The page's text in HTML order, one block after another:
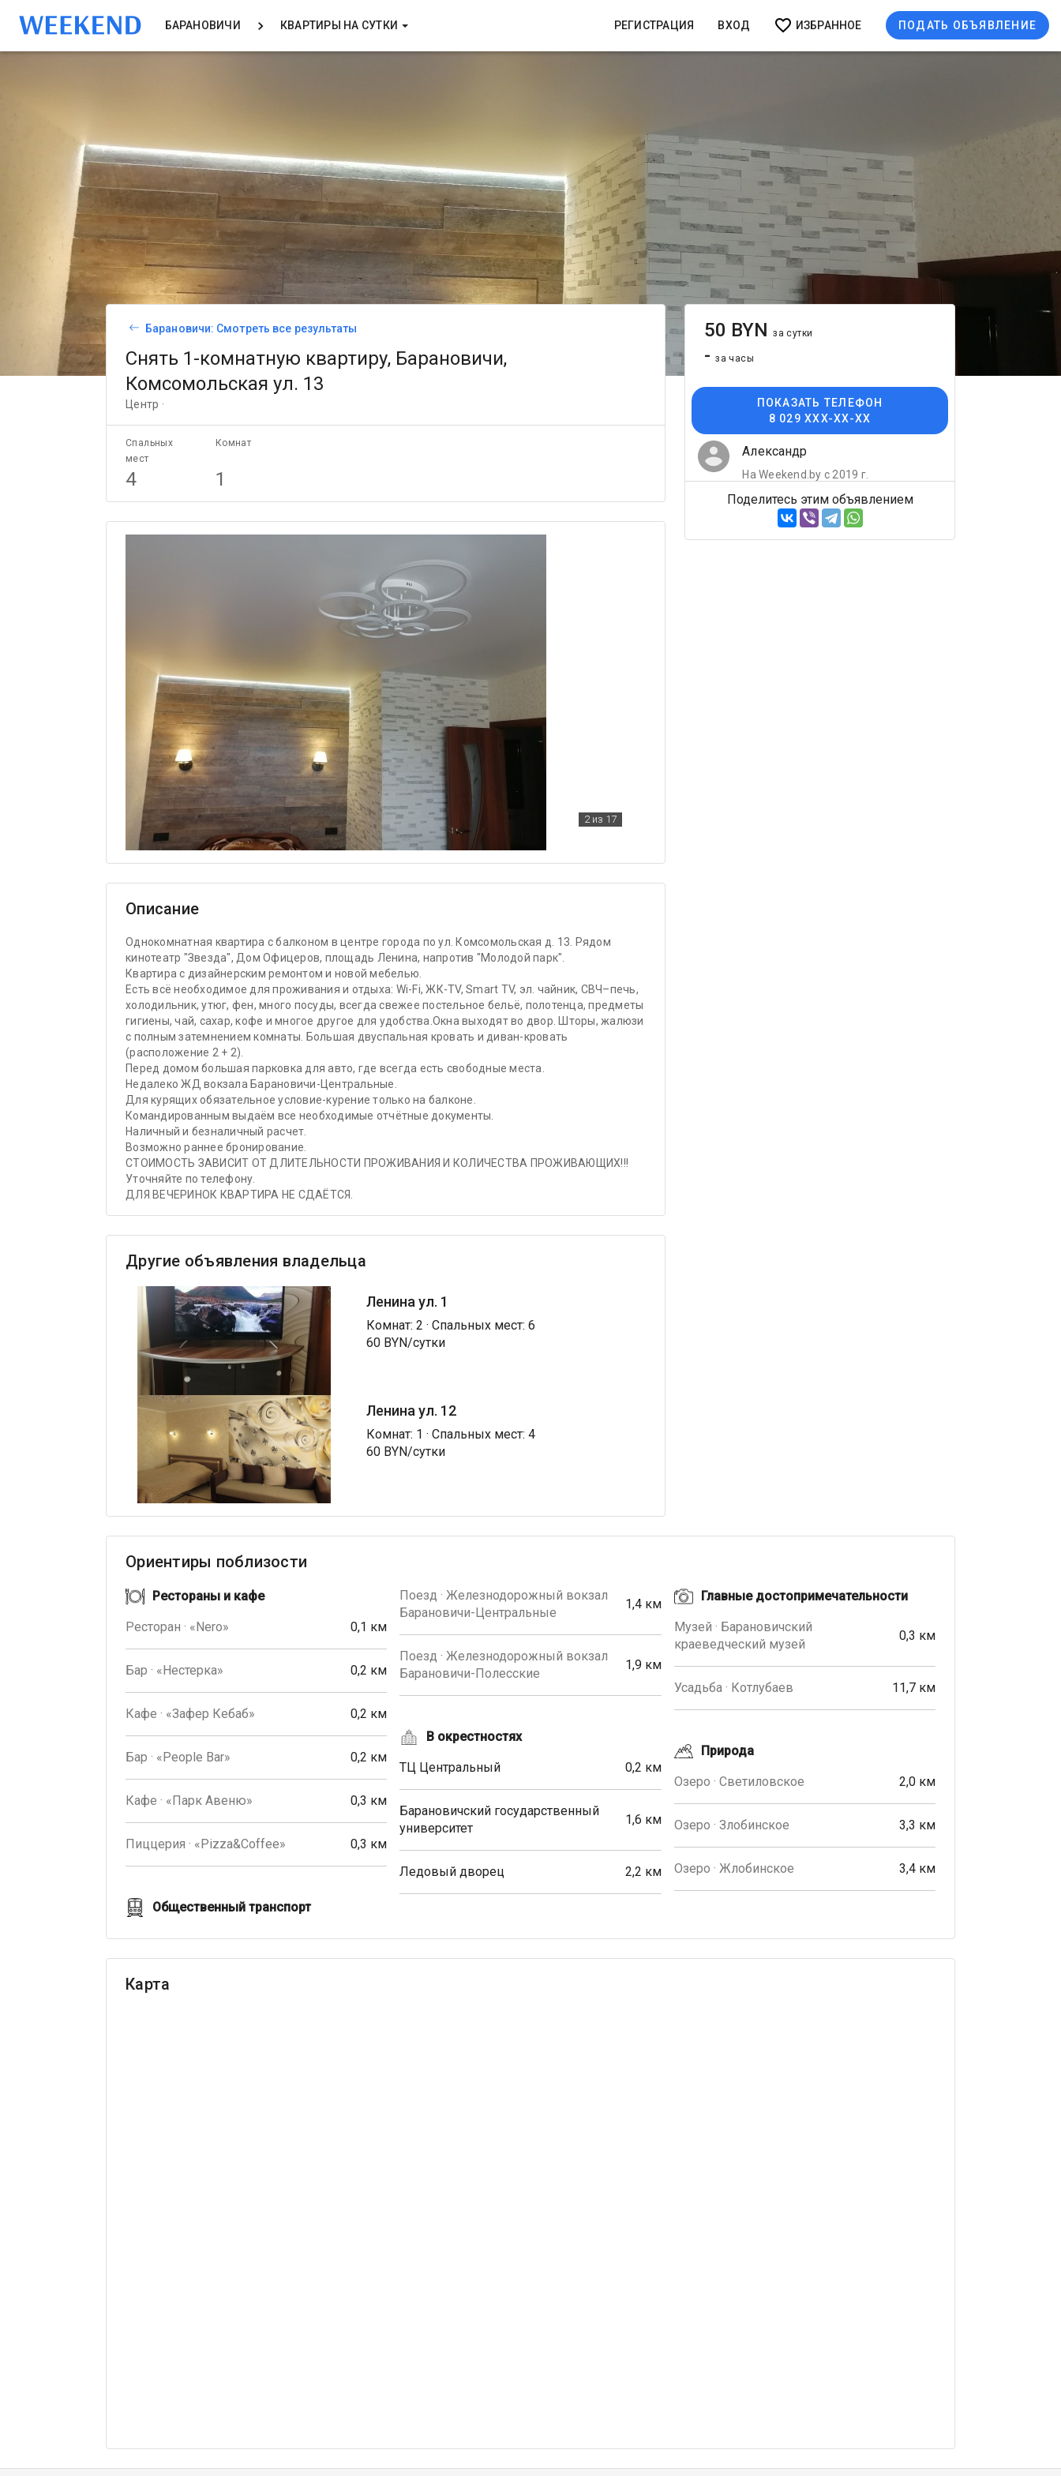
БАРАНОВИЧИ КВАРТИРЫ НА СУТКИ РЕГИСТРАЦИЯ ВХОД ИЗБРАННОЕ ПОДАТЬ ОБЪЯВЛЕНИЕ
Барановичи: Смотреть все результаты
Снять 1-комнатную квартиру, Барановичи,
Комсомольская ул. 13
Центр ·
Спальных
мест
Комнат
4 1
2из 17
Описание
Однокомнатная квартира с балконом в центре города по ул. Комсомольская д. 13. Рядом
кинотеатр "Звезда", Дом Офицеров, площадь Ленина, напротив "Молодой парк".
Квартира с дизайнерским ремонтом и новой мебелью.
Есть всё необходимое для проживания и отдыха: Wi-Fi, ЖК-TV, Smart TV, эл. чайник, СВЧ–печь,
холодильник, утюг, фен, много посуды, всегда свежее постельное бельё, полотенца, предметы
гигиены, чай, сахар, кофе и многое другое для удобства.Окна выходят во двор. Шторы, жалюзи
с полным затемнением комнаты. Большая двуспальная кровать и диван-кровать
(расположение 2 + 2).
Перед домом большая парковка для авто, где всегда есть свободные места.
Недалеко ЖД вокзала Барановичи-Центральные.
Для курящих обязательное условие-курение только на балконе.
Командированным выдаём все необходимые отчётные документы.
Наличный и безналичный расчет.
Возможно раннее бронирование.
СТОИМОСТЬ ЗАВИСИТ ОТ ДЛИТЕЛЬНОСТИ ПРОЖИВАНИЯ И КОЛИЧЕСТВА ПРОЖИВАЮЩИХ!!!
Уточняйте по телефону.
ДЛЯ ВЕЧЕРИНОК КВАРТИРА НЕ СДАЁТСЯ.
Другие объявления владельца
Ленина ул. 1
Комнат: 2 · Спальных мест: 6
60 BYN/сутки
Ленина ул. 12
Комнат: 1 · Спальных мест: 4
60 BYN/сутки
50 BYNза сутки
-за часы
ПОКАЗАТЬ ТЕЛЕФОН
8 029 XXX-XX-XX
Александр
На Weekend.by с 2019 г.
Поделитесь этим объявлением
Ориентиры поблизости
Рестораны и кафе
Ресторан · «Nero» 0,1 км
Бар · «Нестерка» 0,2 км
Кафе · «Зафер Кебаб» 0,2 км
Бар · «People Bar» 0,2 км
Кафе · «Парк Авеню» 0,3 км
Пиццерия · «Pizza&Coffee» 0,3 км
Общественный транспорт
Поезд · Железнодорожный вокзал
Барановичи-Центральные
1,4 км
Поезд · Железнодорожный вокзал
Барановичи-Полесские
1,9 км
В окрестностях
ТЦ Центральный 0,2 км
Барановичский государственный
университет
1,6 км
Ледовый дворец 2,2 км
Главные достопримечательности
Музей · Барановичский
краеведческий музей
0,3 км
Усадьба · Котлубаев 11,7 км
Природа
Озеро · Светиловское 2,0 км
Озеро · Злобинское 3,3 км
Озеро · Жлобинское 3,4 км
Карта